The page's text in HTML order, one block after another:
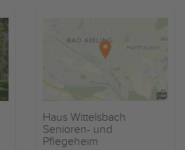
Haus Wittelsbach
Senioren- und
Pflegeheim